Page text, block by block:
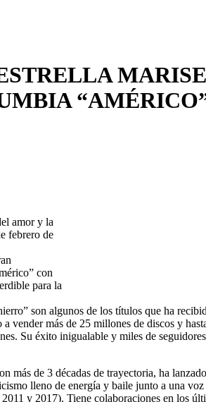
amor y la
febrero de
con
para la
son algunos de los títulos que ha
vender más de 25 millones de discos y
Su éxito inigualable y miles de
más de 3 décadas de trayectoria, ha
lleno de energía y baile junto a una
y 2017). Tiene colaboraciones en los